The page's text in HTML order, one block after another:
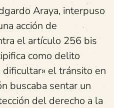
Araya, interpuso
acción de
el artículo 256 bis
como delito
el tránsito en
buscaba sentar un
del derecho a la